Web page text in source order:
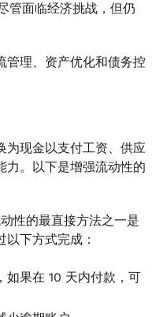
管面临经济挑战，但仍
管理、资产优化和债务控
为现金以支付工资、供应
力。以下是增强流动性的
性的最直接方法之一是
下方式完成：
如果在 10 天内付款，可